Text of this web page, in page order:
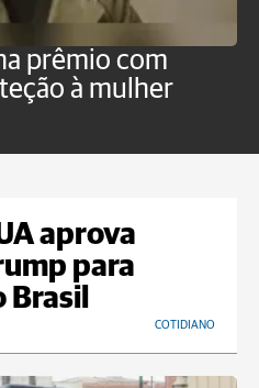
prêmio com
à mulher
aprova
para
COTIDIANO